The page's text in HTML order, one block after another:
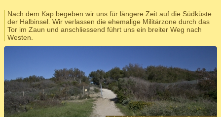
Nach dem Kap begeben wir uns für längere Zeit auf die Südküste
der Halbinsel. Wir verlassen die ehemalige Militärzone durch das
Tor im Zaun und anschliessend führt uns ein breiter Weg nach
Westen.